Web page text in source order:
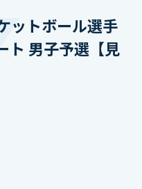
ットボール選手
ト 男子予選【見